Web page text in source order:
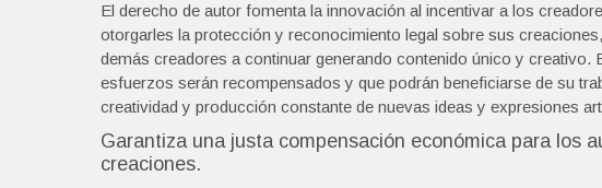
El derecho de autor fomenta la innovación al incentivar a los
otorgarles la protección y reconocimiento legal sobre sus
demás creadores a continuar generando contenido único y creativo.
esfuerzos serán recompensados y que podrán beneficiarse de su
creatividad y producción constante de nuevas ideas y expresiones
Garantiza una justa compensación económica para los
creaciones.